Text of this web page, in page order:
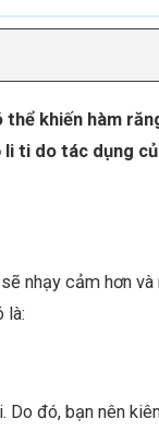
khiến hàm
ti do tác dụng
nhạy cảm hơn
là:
đó, bạn nên